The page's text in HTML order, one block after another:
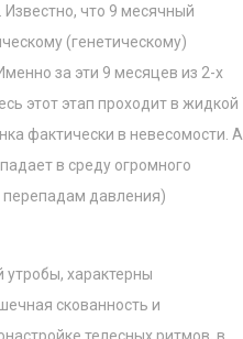
что 9 месячный
(генетическому)
за эти 9 месяцев из 2-х
этот этап проходит в жидкой
фактически в невесомости. А
в среду огромного
перепадам давления)
характерны
скованность и
телесных ритмов, в